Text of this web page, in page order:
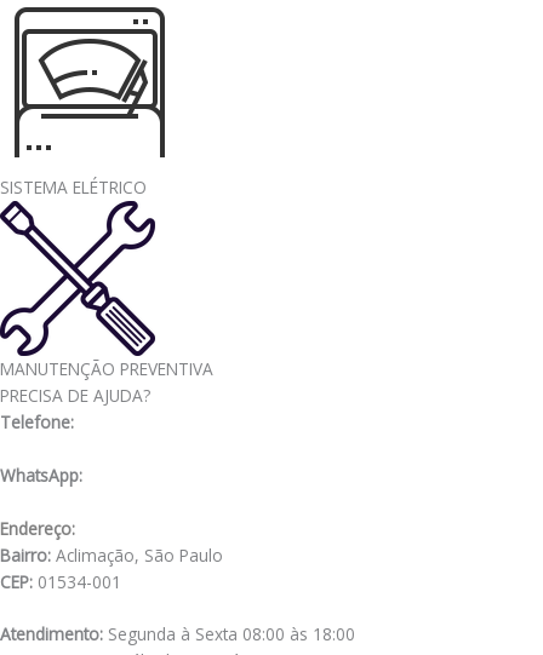
SISTEMA ELÉTRICO
MANUTENÇÃO PREVENTIVA
PRECISA DE AJUDA?
Telefone:
WhatsApp:
Endereço:
Bairro: Aclimação, São Paulo
CEP: 01534-001
Atendimento: Segunda à Sexta 08:00 às 18:00